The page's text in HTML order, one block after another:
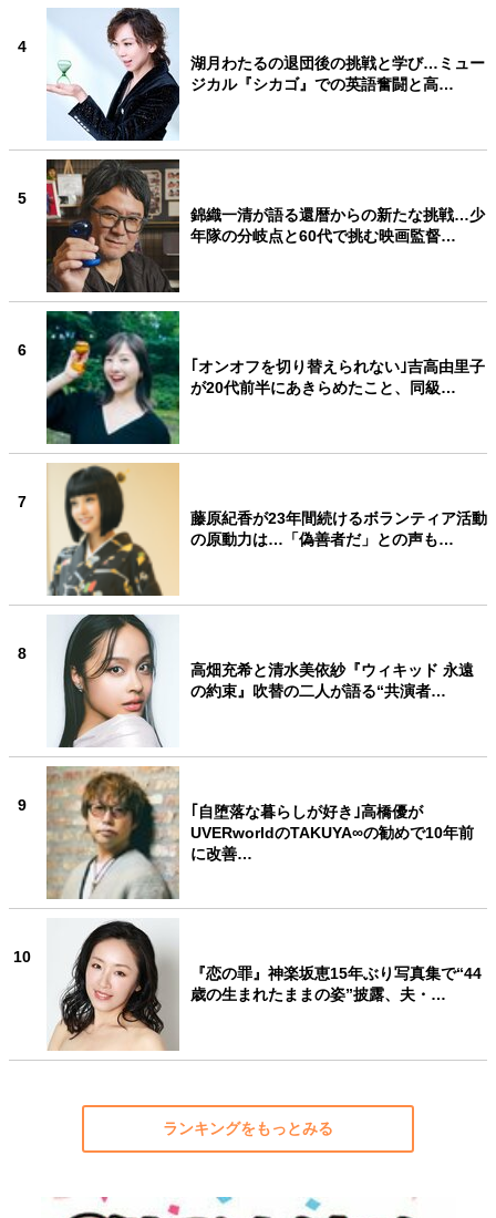
4
湖月わたるの退団後の挑戦と学び…ミュー
ジカル『シカゴ』での英語奮闘と高…
5
錦織一清が語る還暦からの新たな挑戦…少
年隊の分岐点と60代で挑む映画監督…
6
｢オンオフを切り替えられない｣吉高由里子
が20代前半にあきらめたこと、同級…
7
藤原紀香が23年間続けるボランティア活動
の原動力は…「偽善者だ」との声も…
8
高畑充希と清水美依紗『ウィキッド 永遠
の約束』吹替の二人が語る“共演者…
9
｢自堕落な暮らしが好き｣高橋優が
UVERworldのTAKUYA∞の勧めで10年前
に改善…
10
『恋の罪』神楽坂恵15年ぶり写真集で“44
歳の生まれたままの姿”披露、夫・…
ランキングをもっとみる